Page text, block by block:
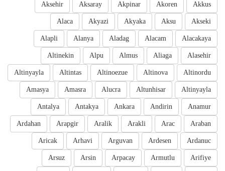
Akkus
Akoren
Akpinar
Aksaray
Aksehir
Akseki
Aksu
Akyaka
Akyazi
Alaca
Alacakaya
Alacam
Aladag
Alanya
Alapli
Alasehir
Aliaga
Almus
Alpu
Altinekin
Altinordu
Altinova
Altinoezue
Altintas
Altinyayla
Altinyayla
Altunhisar
Alucra
Amasra
Amasya
Anamur
Andirin
Ankara
Antakya
Antalya
Araban
Arac
Arakli
Aralik
Arapgir
Ardahan
Ardanuc
Ardesen
Arguvan
Arhavi
Aricak
Arifiye
Armutlu
Arpacay
Arsin
Arsuz